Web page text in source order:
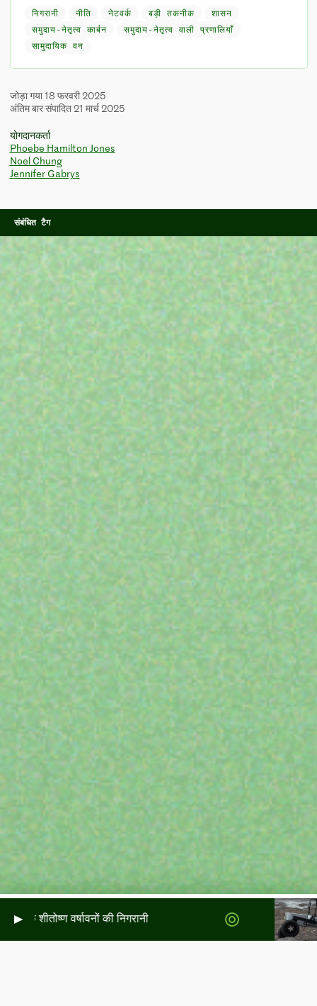
निगरानी नीति नेटवर्क बड़ी तकनीक
शासन
समुदाय-नेतृत्व कार्बन
समुदाय-नेतृत्व वाली प्रणालियाँ
सामुदायिक वन
जोड़ा गया 18 फरवरी 2025
अंतिम बार संपादित 21 मार्च 2025
योगदानकर्ता
Phoebe Hamilton Jones
Noel Chung
Jennifer Gabrys
संबंधित टैग
शीतोष्ण वर्षावनों की निगरानी